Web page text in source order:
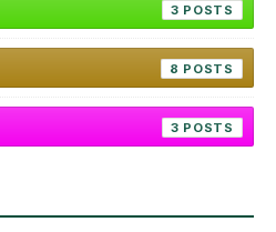
3
8
3